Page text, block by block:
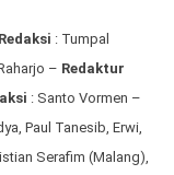
: Tumpal
– Redaktur
: Santo Vormen –
Paul Tanesib, Erwi,
Serafim (Malang),